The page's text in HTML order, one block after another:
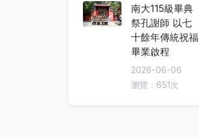
南大115級畢典
祭孔謝師 以七
十餘年傳統祝福
畢業啟程
2026-06-06
瀏覽：651次